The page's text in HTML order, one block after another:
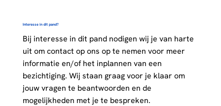
Interesse in dit pand?
Bij interesse in dit pand nodigen wij je van harte
uit om contact op ons op te nemen voor meer
informatie en/of het inplannen van een
bezichtiging. Wij staan graag voor je klaar om
jouw vragen te beantwoorden en de
mogelijkheden met je te bespreken.